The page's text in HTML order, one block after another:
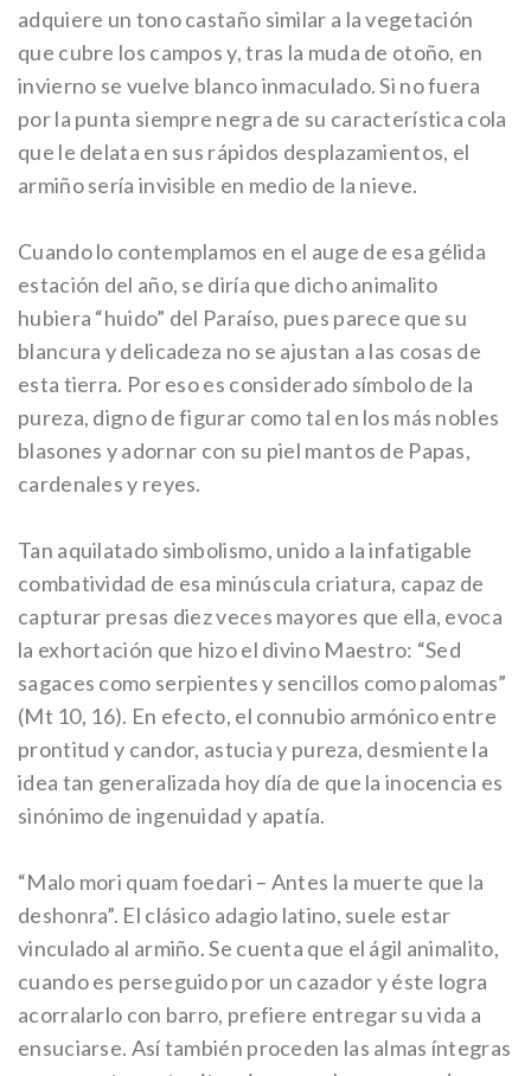
adquiere un tono castaño similar a la vegetación
que cubre los campos y, tras la muda de otoño, en
invierno se vuelve blanco inmaculado. Si no fuera
por la punta siempre negra de su característica cola
que le delata en sus rápidos desplazamientos, el
armiño sería invisible en medio de la nieve.
Cuando lo contemplamos en el auge de esa gélida
estación del año, se diría que dicho animalito
hubiera “huido” del Paraíso, pues parece que su
blancura y delicadeza no se ajustan a las cosas de
esta tierra. Por eso es considerado símbolo de la
pureza, digno de figurar como tal en los más nobles
blasones y adornar con su piel mantos de Papas,
cardenales y reyes.
Tan aquilatado simbolismo, unido a la infatigable
combatividad de esa minúscula criatura, capaz de
capturar presas diez veces mayores que ella, evoca
la exhortación que hizo el divino Maestro: “Sed
sagaces como serpientes y sencillos como palomas”
(Mt 10, 16). En efecto, el connubio armónico entre
prontitud y candor, astucia y pureza, desmiente la
idea tan generalizada hoy día de que la inocencia es
sinónimo de ingenuidad y apatía.
“Malo mori quam foedari – Antes la muerte que la
deshonra”. El clásico adagio latino, suele estar
vinculado al armiño. Se cuenta que el ágil animalito,
cuando es perseguido por un cazador y éste logra
acorralarlo con barro, prefiere entregar su vida a
ensuciarse. Así también proceden las almas íntegras